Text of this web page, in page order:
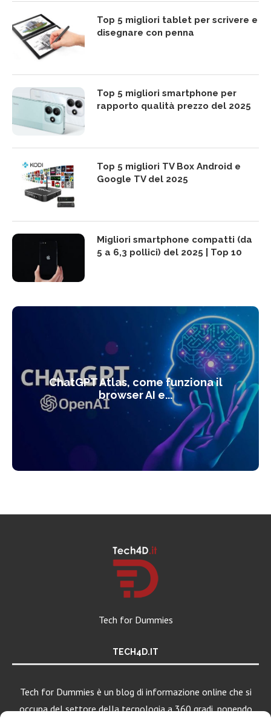
Top 5 migliori tablet per scrivere e
disegnare con penna
Top 5 migliori smartphone per
rapporto qualità prezzo del 2025
Top 5 migliori TV Box Android e
Google TV del 2025
Migliori smartphone compatti (da
5 a 6,3 pollici) del 2025 | Top 10
ChatGPT Atlas, come funziona il
browser AI e...
Tech for Dummies
TECH4D.IT
Tech for Dummies è un blog di informazione online che si
occupa del settore della tecnologia a 360 gradi, ponendo